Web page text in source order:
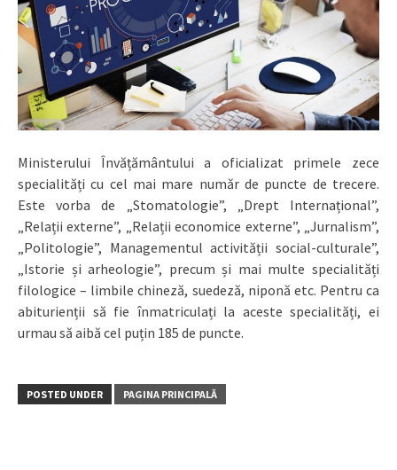
Ministerului Învățământului a oficializat primele zece
specialități cu cel mai mare număr de puncte de trecere.
Este vorba de „Stomatologie”, „Drept Internațional”,
„Relații externe”, „Relații economice externe”, „Jurnalism”,
„Politologie”, Managementul activității social-culturale”,
„Istorie și arheologie”, precum și mai multe specialități
filologice – limbile chineză, suedeză, niponă etc. Pentru ca
abiturienții să fie înmatriculați la aceste specialități, ei
urmau să aibă cel puțin 185 de puncte.
POSTED UNDER PAGINA PRINCIPALĂ